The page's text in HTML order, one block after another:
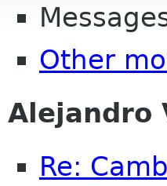
Other
Alejandro
Re: